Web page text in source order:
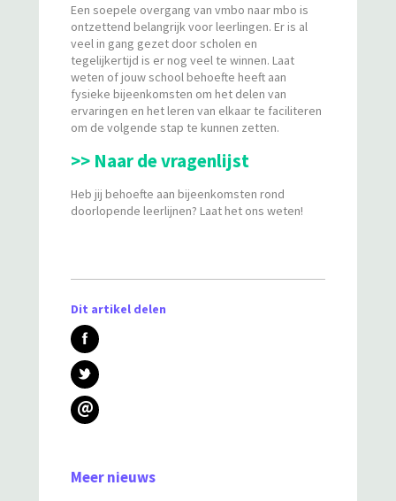
Een soepele overgang van vmbo naar mbo is
ontzettend belangrijk voor leerlingen. Er is al
veel in gang gezet door scholen en
tegelijkertijd is er nog veel te winnen. Laat
weten of jouw school behoefte heeft aan
fysieke bijeenkomsten om het delen van
ervaringen en het leren van elkaar te faciliteren
om de volgende stap te kunnen zetten.
>> Naar de vragenlijst
Heb jij behoefte aan bijeenkomsten rond
doorlopende leerlijnen? Laat het ons weten!
Dit artikel delen
@
Meer nieuws